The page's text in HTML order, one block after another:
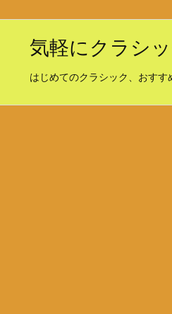
気軽にクラシッ
はじめてのクラシック、おすす